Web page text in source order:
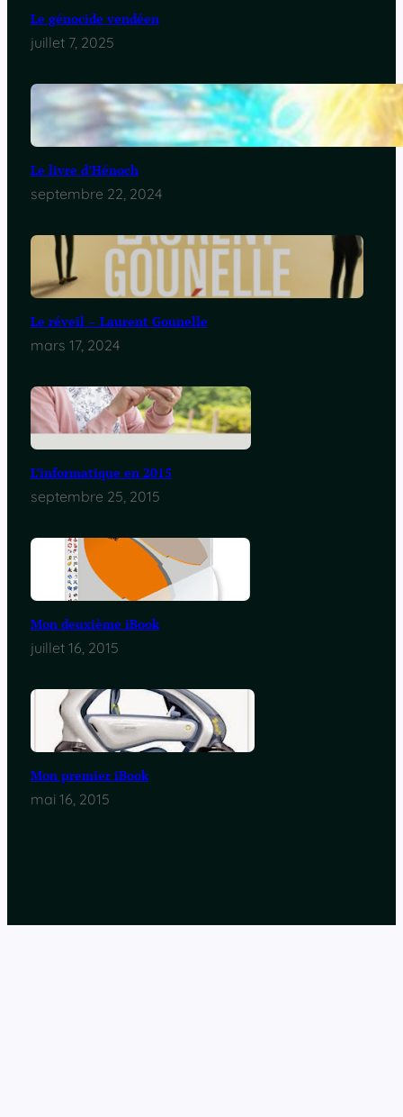
Le génocide vendéen
juillet 7, 2025
Le livre d’Hénoch
septembre 22, 2024
Le réveil – Laurent Gounelle
mars 17, 2024
L’informatique en 2015
septembre 25, 2015
Mon deuxième iBook
juillet 16, 2015
Mon premier iBook
mai 16, 2015